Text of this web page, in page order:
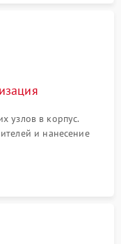
узлов в корпус.
и нанесение
— вакуумирование и
запотевания